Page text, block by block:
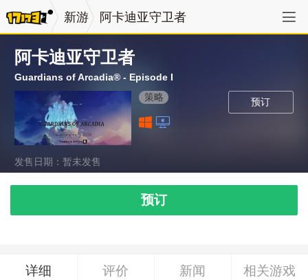
新游 阿卡迪亚守卫者
阿卡迪亚守卫者
Guardians of Arcadia® - Episode I
预订
策略
发售日期：暂未发售
预订
详细 评价 新闻 相关游戏